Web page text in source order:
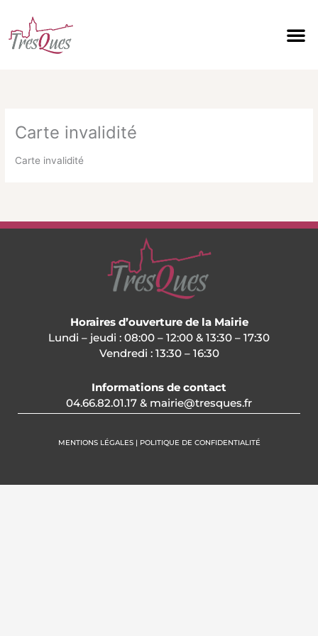
contenu
Carte invalidité
Carte invalidité
Horaires d’ouverture de la Mairie
Lundi – jeudi : 08:00 – 12:00 & 13:30 – 17:30
Vendredi : 13:30 – 16:30
Informations de contact
04.66.82.01.17 & mairie@tresques.fr
MENTIONS LÉGALES | POLITIQUE DE CONFIDENTIALITÉ